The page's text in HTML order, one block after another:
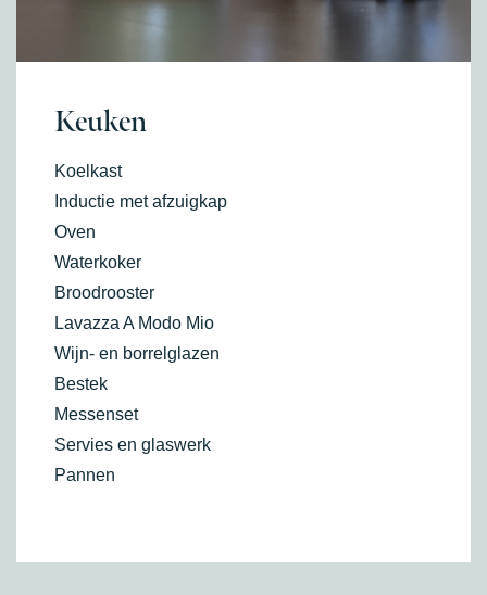
Keuken
Koelkast
Inductie met afzuigkap
Oven
Waterkoker
Broodrooster
Lavazza A Modo Mio
Wijn- en borrelglazen
Bestek
Messenset
Servies en glaswerk
Pannen